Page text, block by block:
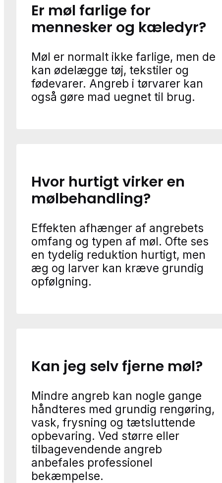
Er møl farlige for
mennesker og kæledyr?
Møl er normalt ikke farlige, men de
kan ødelægge tøj, tekstiler og
fødevarer. Angreb i tørvarer kan
også gøre mad uegnet til brug.
Hvor hurtigt virker en
mølbehandling?
Effekten afhænger af angrebets
omfang og typen af møl. Ofte ses
en tydelig reduktion hurtigt, men
æg og larver kan kræve grundig
opfølgning.
Kan jeg selv fjerne møl?
Mindre angreb kan nogle gange
håndteres med grundig rengøring,
vask, frysning og tætsluttende
opbevaring. Ved større eller
tilbagevendende angreb
anbefales professionel
bekæmpelse.